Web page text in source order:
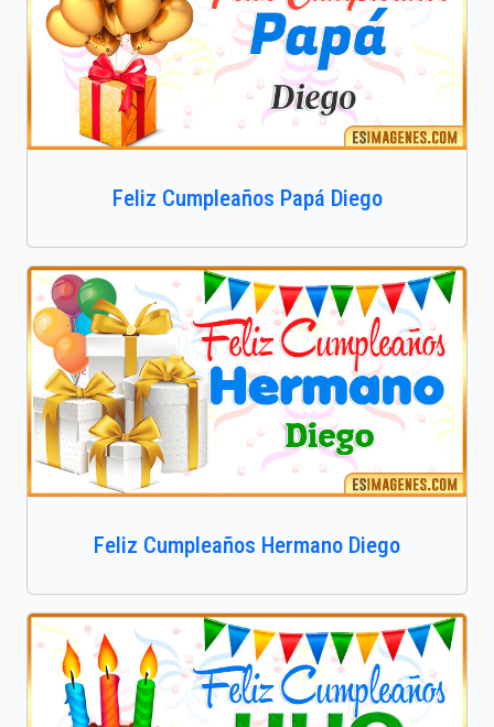
Feliz Cumpleaños Papá Diego
Feliz Cumpleaños Hermano Diego